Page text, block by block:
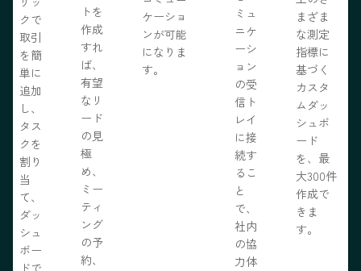
クで
取引
を簡
単に
追加
し、
タス
クを
割り
当
て、
ダッ
シュ
ボー
ドで
トを
作成
すれ
ば、
有望
なリ
ード
の見
極
め、
ミー
ティ
ング
の予
約、
ケーショ
ンが可能
になりま
す。
ミュ
ニケ
ーシ
ョン
の受
信ト
レイ
に接
続す
るこ
と
で、
社内
の協
力体
まざま
な測定
指標に
基づく
カスタ
ムダッ
シュボ
ード
を、最
大300件
作成で
きま
す。